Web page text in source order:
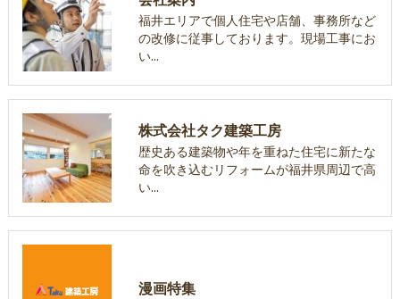
福井エリアで個人住宅や店舗、事務所など
の改修に従事しております。現場工事にお
い…
株式会社タク建築工房
歴史ある建築物や年を重ねた住宅に新たな
命を吹き込むリフォームが福井県周辺で高
い…
漫画特集